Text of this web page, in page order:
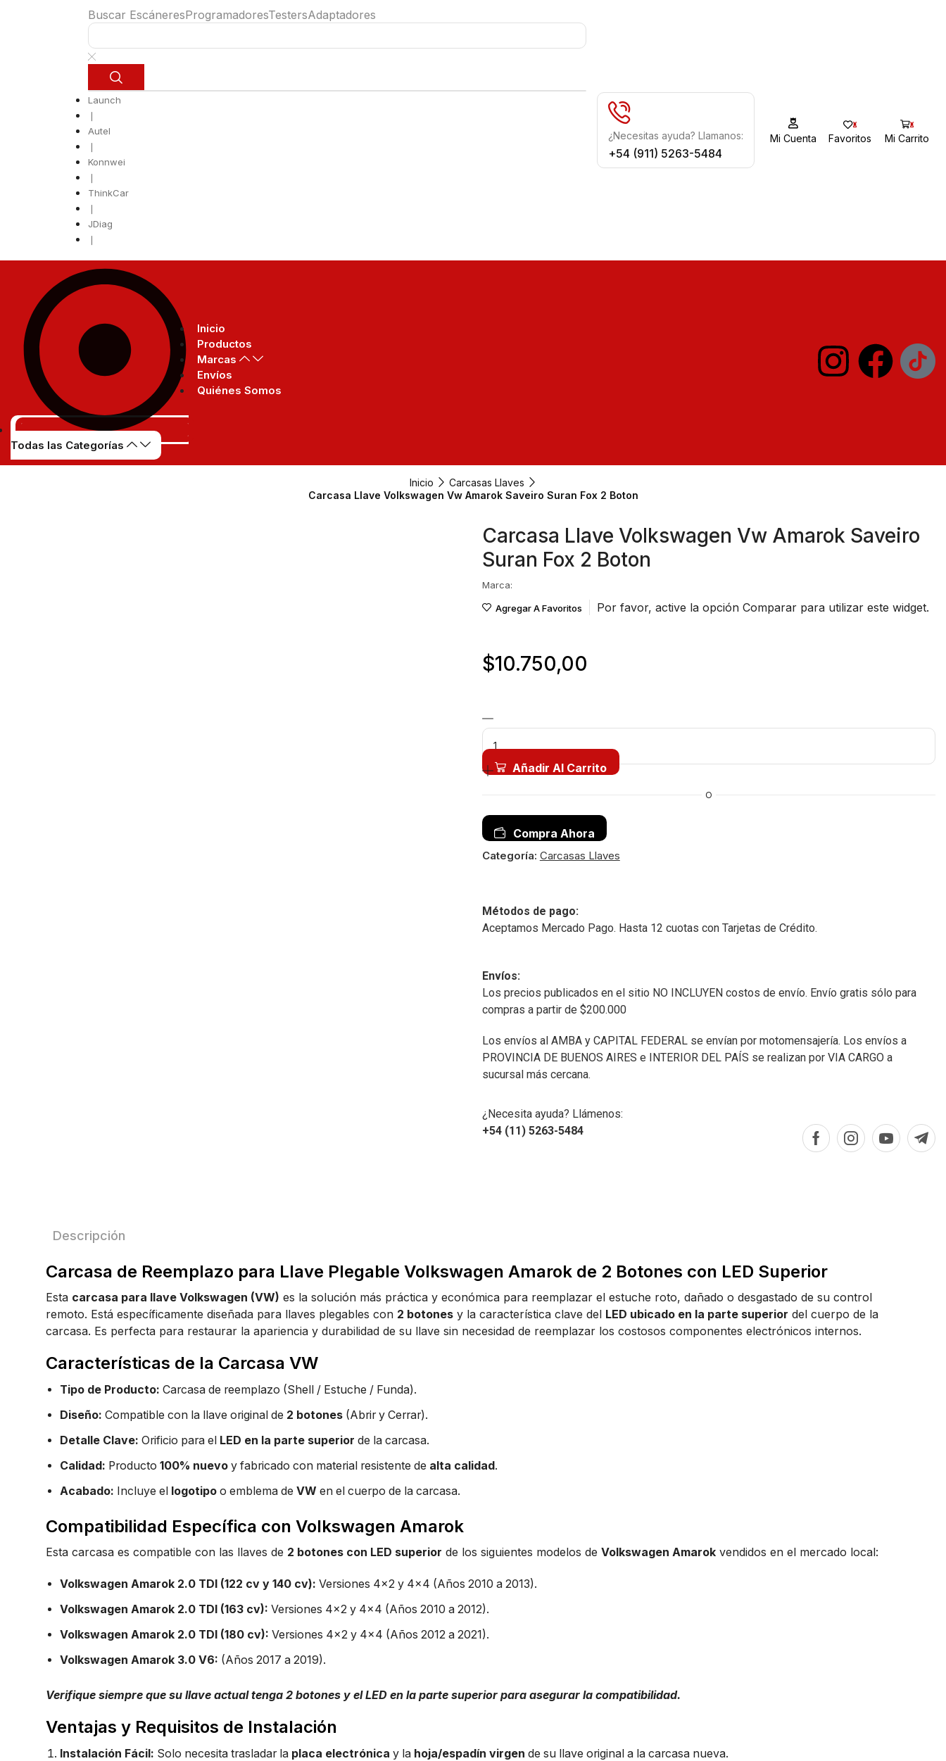
Buscar EscáneresProgramadoresTestersAdaptadores
Launch
❘
Autel
❘
Konnwei
❘
ThinkCar
❘
JDiag
❘
¿Necesitas ayuda? Llamanos:
+54 (911) 5263-5484
Mi Cuenta
0
Favoritos
0
Mi Carrito
Todas las Categorías
Inicio
Productos
Marcas
Envíos
Quiénes Somos
Inicio
Carcasas Llaves
Carcasa Llave Volkswagen Vw Amarok Saveiro Suran Fox 2 Boton
Carcasa Llave Volkswagen Vw Amarok Saveiro
Suran Fox 2 Boton
Marca:
Agregar A Favoritos Por favor, active la opción Compararpara utilizar este widget.
$10.750,00
Añadir Al Carrito
O
Compra Ahora
Categoría: Carcasas Llaves
Métodos de pago:
Aceptamos Mercado Pago. Hasta 12 cuotas con Tarjetas de Crédito.
Envíos:
Los precios publicados en el sitio NO INCLUYEN costos de envío. Envío gratis sólo para
compras a partir de $200.000
Los envíos al AMBA y CAPITAL FEDERAL se envían por motomensajería. Los envíos a
PROVINCIA DE BUENOS AIRES e INTERIOR DEL PAÍS se realizan por VIA CARGO a
sucursal más cercana.
¿Necesita ayuda? Llámenos:
+54 (11) 5263-5484
Descripción
Carcasa de Reemplazo para Llave Plegable Volkswagen Amarok de 2 Botones con LED Superior
Esta carcasa para llave Volkswagen (VW) es la solución más práctica y económica para reemplazar el estuche roto, dañado o desgastado de su control
remoto. Está específicamente diseñada para llaves plegables con 2 botones y la característica clave del LED ubicado en la parte superior del cuerpo de la
carcasa. Es perfecta para restaurar la apariencia y durabilidad de su llave sin necesidad de reemplazar los costosos componentes electrónicos internos.
Características de la Carcasa VW
Tipo de Producto: Carcasa de reemplazo (Shell / Estuche / Funda).
Diseño: Compatible con la llave original de 2 botones (Abrir y Cerrar).
Detalle Clave: Orificio para el LED en la parte superior de la carcasa.
Calidad: Producto 100% nuevo y fabricado con material resistente de alta calidad.
Acabado: Incluye el logotipo o emblema de VW en el cuerpo de la carcasa.
Compatibilidad Específica con Volkswagen Amarok
Esta carcasa es compatible con las llaves de 2 botones con LED superior de los siguientes modelos de Volkswagen Amarok vendidos en el mercado local:
Volkswagen Amarok 2.0 TDI (122 cv y 140 cv): Versiones 4×2 y 4×4 (Años 2010 a 2013).
Volkswagen Amarok 2.0 TDI (163 cv): Versiones 4×2 y 4×4 (Años 2010 a 2012).
Volkswagen Amarok 2.0 TDI (180 cv): Versiones 4×2 y 4×4 (Años 2012 a 2021).
Volkswagen Amarok 3.0 V6: (Años 2017 a 2019).
Verifique siempre que su llave actual tenga 2 botones y el LED en la parte superior para asegurar la compatibilidad.
Ventajas y Requisitos de Instalación
Instalación Fácil: Solo necesita trasladar la placa electrónica y la hoja/espadín virgen de su llave original a la carcasa nueva.